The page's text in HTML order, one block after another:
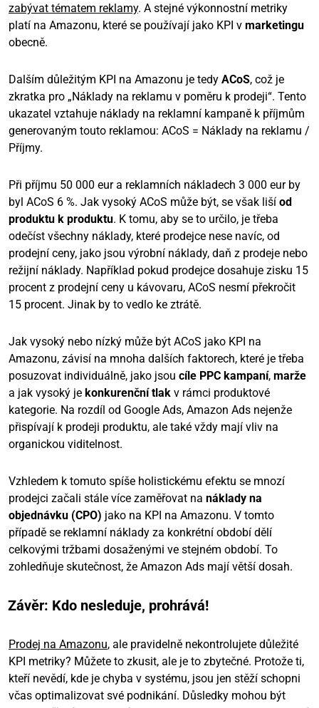
zabývat tématem reklamy. A stejné výkonnostní metriky
platí na Amazonu, které se používají jako KPI v marketingu
obecně.
Dalším důležitým KPI na Amazonu je tedy ACoS, což je
zkratka pro „Náklady na reklamu v poměru k prodeji“. Tento
ukazatel vztahuje náklady na reklamní kampaně k příjmům
generovaným touto reklamou: ACoS = Náklady na reklamu /
Příjmy.
Při příjmu 50 000 eur a reklamních nákladech 3 000 eur by
byl ACoS 6 %. Jak vysoký ACoS může být, se však liší od
produktu k produktu. K tomu, aby se to určilo, je třeba
odečíst všechny náklady, které prodejce nese navíc, od
prodejní ceny, jako jsou výrobní náklady, daň z prodeje nebo
režijní náklady. Například pokud prodejce dosahuje zisku 15
procent z prodejní ceny u kávovaru, ACoS nesmí překročit
15 procent. Jinak by to vedlo ke ztrátě.
Jak vysoký nebo nízký může být ACoS jako KPI na
Amazonu, závisí na mnoha dalších faktorech, které je třeba
posuzovat individuálně, jako jsou cíle PPC kampaní, marže
a jak vysoký je konkurenční tlak v rámci produktové
kategorie. Na rozdíl od Google Ads, Amazon Ads nejenže
přispívají k prodeji produktu, ale také vždy mají vliv na
organickou viditelnost.
Vzhledem k tomuto spíše holistickému efektu se mnozí
prodejci začali stále více zaměřovat na náklady na
objednávku (CPO) jako na KPI na Amazonu. V tomto
případě se reklamní náklady za konkrétní období dělí
celkovými tržbami dosaženými ve stejném období. To
zohledňuje skutečnost, že Amazon Ads mají větší dosah.
Závěr: Kdo nesleduje, prohrává!
Prodej na Amazonu, ale pravidelně nekontrolujete důležité
KPI metriky? Můžete to zkusit, ale je to zbytečné. Protože ti,
kteří nevědí, kde je chyba v systému, jsou jen stěží schopni
včas optimalizovat své podnikání. Důsledky mohou být